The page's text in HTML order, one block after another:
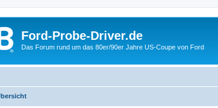
Ford-Probe-Driver.de
Das Forum rund um das 80er/90er Jahre US-Coupe von Ford